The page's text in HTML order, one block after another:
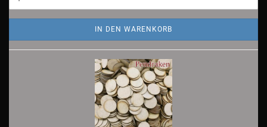
IN DEN WARENKORB